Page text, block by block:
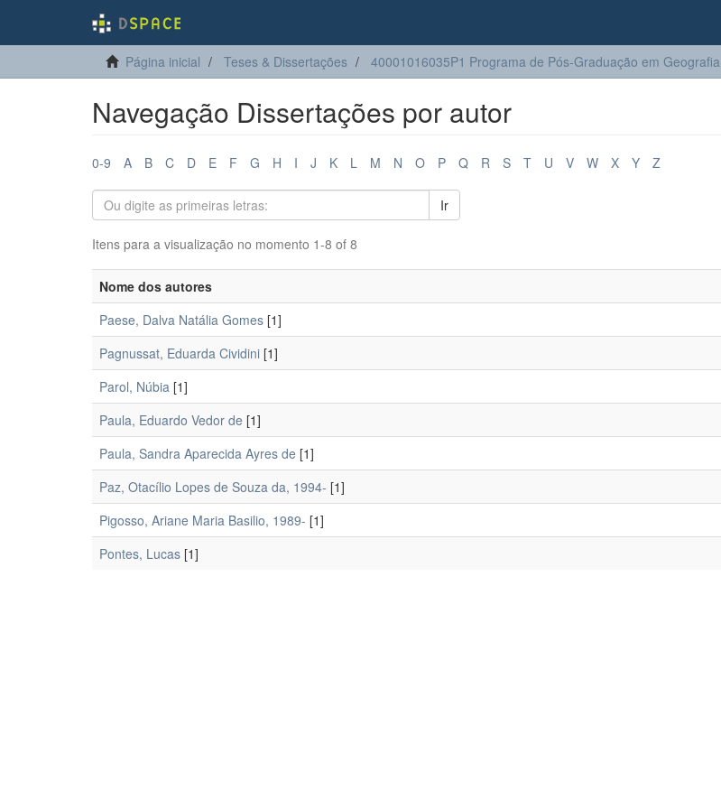
Página inicial Teses & Dissertações 40001016035P1 Programa de Pós-Graduação em Geografia
Navegação Dissertações por autor
0-9 A B C D E F G H I J K L M N O P Q R S T U V W X Y Z
Ir
Itens para a visualização no momento 1-8 of 8
Nome dos autores
Paese, Dalva Natália Gomes [1]
Pagnussat, Eduarda Cividini [1]
Parol, Núbia [1]
Paula, Eduardo Vedor de [1]
Paula, Sandra Aparecida Ayres de [1]
Paz, Otacílio Lopes de Souza da, 1994- [1]
Pigosso, Ariane Maria Basilio, 1989- [1]
Pontes, Lucas [1]